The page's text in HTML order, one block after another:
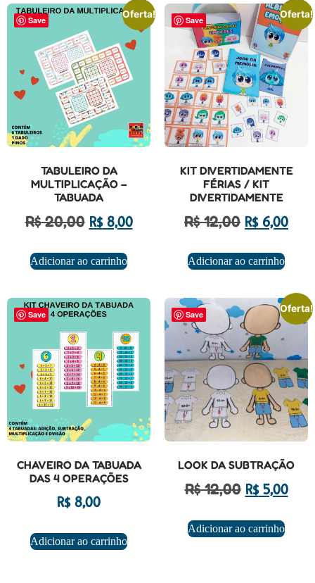
Save
Oferta!
TABULEIRO DA
MULTIPLICAÇÃO –
TABUADA
R$20,00 R$8,00
Adicionar ao carrinho
Save
Oferta!
KIT DIVERTIDAMENTE
FÉRIAS / KIT
DIVERTIDAMENTE
R$12,00 R$6,00
Adicionar ao carrinho
Save
CHAVEIRO DA TABUADA
DAS 4 OPERAÇÕES
R$8,00
Adicionar ao carrinho
Save
Oferta!
LOOK DA SUBTRAÇÃO
R$12,00 R$5,00
Adicionar ao carrinho